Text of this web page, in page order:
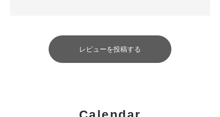
レビューを投稿する